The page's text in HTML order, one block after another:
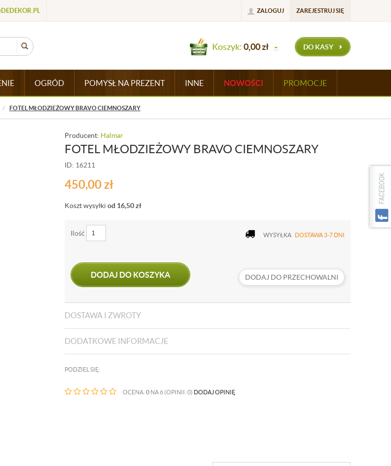
ZALOGUJ ZAREJESTRUJ SIĘ
Koszyk:0,00zł DO KASY
OGRÓD POMYSŁ NA PREZENT INNE NOWOŚCI PROMOCJE
FOTEL MŁODZIEŻOWY BRAVO CIEMNOSZARY
Producent: Halmar
FOTEL MŁODZIEŻOWY BRAVO CIEMNOSZARY
ID: 16211
450,00zł
Koszt wysyłki od 16,50zł
Ilość WYSYŁKA DOSTAWA 3-7 DNI
DODAJ DO KOSZYKA DODAJ DO PRZECHOWALNI
DOSTAWA I ZWROTY
DODATKOWE INFORMACJE
PODZIEL SIĘ:
OCENA: 0 NA 6 (OPINII: 0) DODAJ OPINIĘ